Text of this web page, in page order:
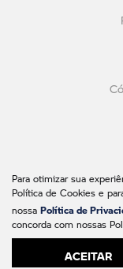
No
Para otimizar sua
Política de Cookies e
nossa Política de
concorda com nossas
ACEITAR